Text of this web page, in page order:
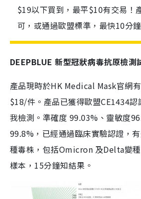
$19以下買到，最平$10有交易！
可，或通過歐盟標準，最快10分
DEEPBLUE 新型冠狀病毒抗原檢測
產品現時於HK Medical Mask官網
$18/件。產品已獲得歐盟CE1434認
我檢測。準確度 99.03%、靈敏度
99.8%，已經通過臨床實驗認證，
種毒株，包括Omicron 及Delta變
樣本，15分鐘知結果。